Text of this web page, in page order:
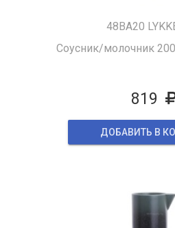
48BA20
Соусник/молочник 200
819
ДОБАВИТЬ В